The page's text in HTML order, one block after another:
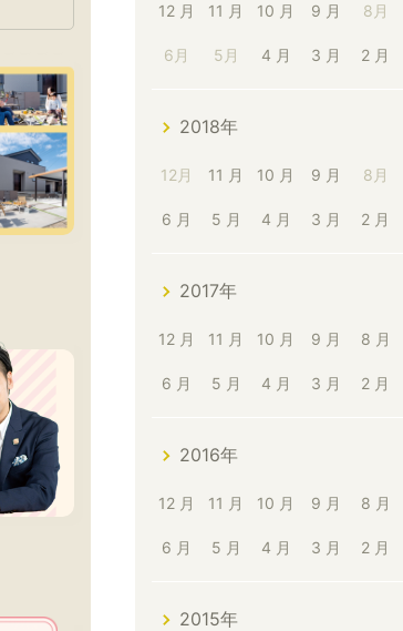
12 月 11 月 10 月 9 月 8月
6月 5月 4 月 3 月 2 月
2018年
12月 11 月 10 月 9 月 8月
6 月 5 月 4 月 3 月 2 月
2017年
12 月 11 月 10 月 9 月 8 月
6 月 5 月 4 月 3 月 2 月
2016年
12 月 11 月 10 月 9 月 8 月
6 月 5 月 4 月 3 月 2 月
2015年